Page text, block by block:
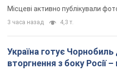
Місцеві активно публікували
3 часа назад 4,3 т.
Україна готує Чорнобиль
вторгнення з боку Росії –